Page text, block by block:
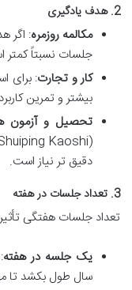
2. هدف یادگیری
مکالمه روزمره: اگر
جلسات نسبتاً کمتر
کار و تجارت: برای
بیشتر و تمرین
تحصیل و آزمون
دقیق تر نیاز است.
3. تعداد جلسات در هفته
تعداد جلسات هفتگی
یک جلسه در هفته
سال طول بکشد تا